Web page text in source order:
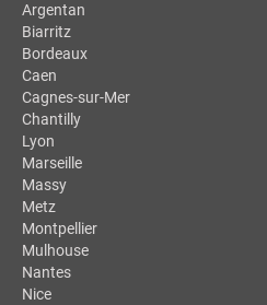
Argentan
Biarritz
Bordeaux
Caen
Cagnes-sur-Mer
Chantilly
Lyon
Marseille
Massy
Metz
Montpellier
Mulhouse
Nantes
Nice